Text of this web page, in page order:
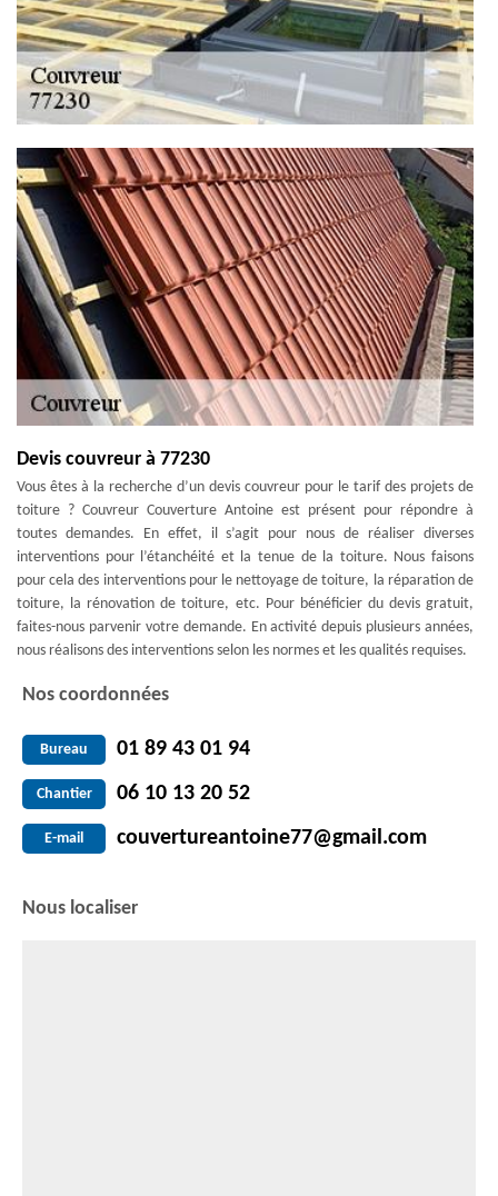
Devis couvreur à 77230
Vous êtes à la recherche d’un devis couvreur pour le tarif des projets de
toiture ? Couvreur Couverture Antoine est présent pour répondre à
toutes demandes. En effet, il s’agit pour nous de réaliser diverses
interventions pour l’étanchéité et la tenue de la toiture. Nous faisons
pour cela des interventions pour le nettoyage de toiture, la réparation de
toiture, la rénovation de toiture, etc. Pour bénéficier du devis gratuit,
faites-nous parvenir votre demande. En activité depuis plusieurs années,
nous réalisons des interventions selon les normes et les qualités requises.
Nos coordonnées
Bureau 01 89 43 01 94
Chantier 06 10 13 20 52
E-mail couvertureantoine77@gmail.com
Nous localiser